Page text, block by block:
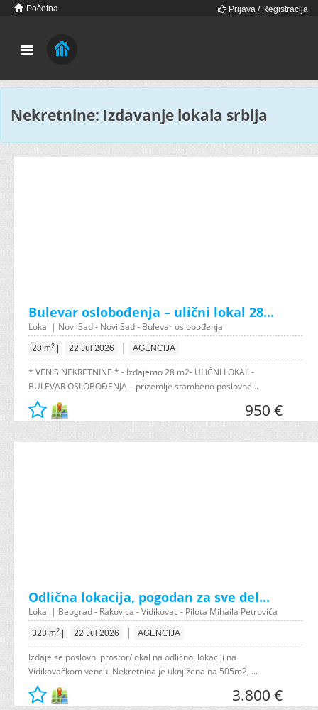
Početna Prijava / Registracija
Nekretnine: Izdavanje lokala srbija
Bulevar oslobođenja – ulični lokal 28...
Lokal | Novi Sad - Novi Sad - Bulevar oslobođenja
28 m2 22 Jul 2026 | AGENCIJA
* VENIS NEKRETNINE * - Izdajemo 28 m2- ULIČNI LOKAL -
BULEVAR OSLOBOĐENJA – prizemlje stambeno poslovne...
950 €
Odlična lokacija, pogodan za sve del...
Lokal | Beograd - Rakovica - Vidikovac - Pilota Mihaila Petrovića
323 m2 22 Jul 2026 | AGENCIJA
Izdaje se poslovni prostor/lokal na odličnoj lokaciji na
Vidikovačkom vencu. Nekretnina je uknjižena na 505m2, ...
3.800 €